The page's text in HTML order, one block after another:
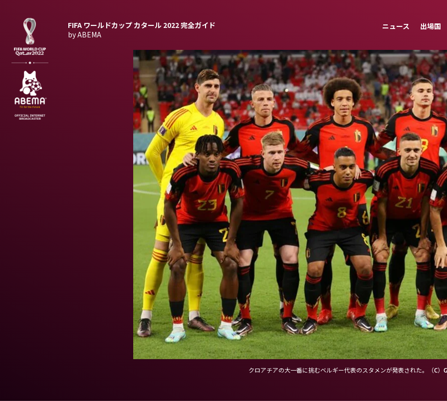
FIFA ワールドカップ カタール 2022完全ガイド
by ABEMA
ニュース 出場国
クロアチアの大一番に挑むベルギー代表のスタメンが発表された。（C